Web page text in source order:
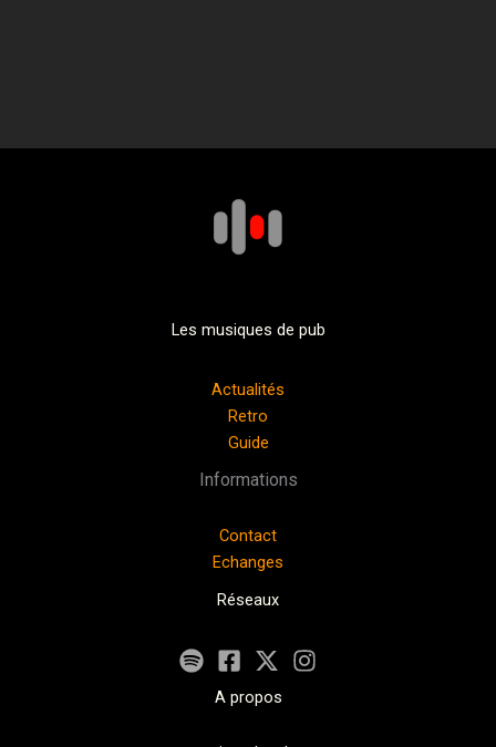
Les musiques de pub
Actualités
Retro
Guide
Informations
Contact
Echanges
Réseaux
A propos